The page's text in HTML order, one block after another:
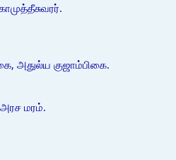
அதுல்ய குஜாம்பிகை.
மரம்.